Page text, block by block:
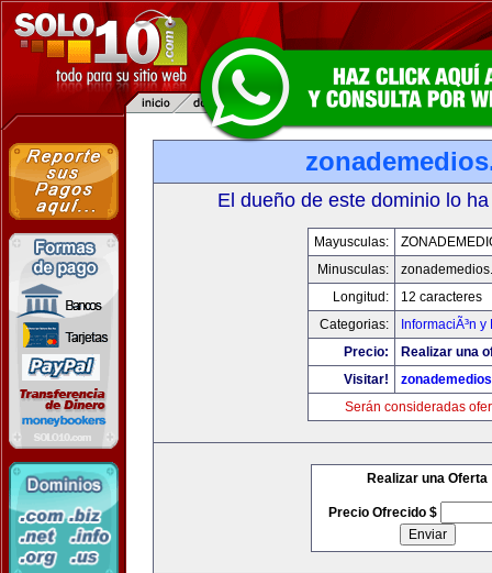
El dueño de este dominio lo
Mayusculas:
Minusculas:
Longitud:
12 caracteres
Categorias:
InformaciÃ³n
Precio:
Realizar una
Visitar!
Serán consideradas
Realizar una Oferta
Precio Ofrecido $